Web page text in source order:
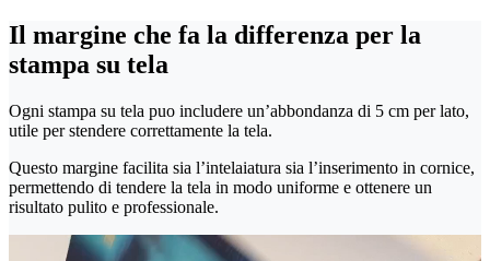
Il margine che fa la differenza per la
stampa su tela
Ogni stampa su tela puo includere un’abbondanza di 5 cm per lato,
utile per stendere correttamente la tela.
Questo margine facilita sia l’intelaiatura sia l’inserimento in cornice,
permettendo di tendere la tela in modo uniforme e ottenere un
risultato pulito e professionale.